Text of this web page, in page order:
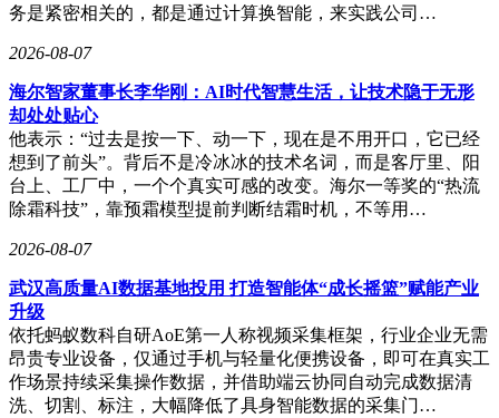
为，Adobe需构建开放的技术生态系统，在保持与超大规模云
河。这包括任命跨业务单元的AI战略负责人，或由CEO直接
统筹技术栈整合工作。
在即将于拉斯维加斯举行的Adobe Connect大会前夕，公司正
加速推进AI货币化探索。虽然Bell肯定了其在产品生态和用户
基础方面的结构性优势，但也指出向基于使用量的收费模式转
型存在不确定性。这种转型涉及生成积分、灵活访问权限等创
新机制，可能对营收预测和利润结构产生深远影响。如何平衡
技术创新与商业可持续性，将成为新领导团队的核心命题。
务是紧密相关的，都是通过计算换智能，来实践公司…
2026-08-07
海尔智家董事长李华刚：AI时代智慧生活，让技术隐于无形
却处处贴心
他表示：“过去是按一下、动一下，现在是不用开口，它已经
想到了前头”。背后不是冷冰冰的技术名词，而是客厅里、阳
台上、工厂中，一个个真实可感的改变。海尔一等奖的“热流
除霜科技”，靠预霜模型提前判断结霜时机，不等用…
2026-08-07
武汉高质量AI数据基地投用 打造智能体“成长摇篮”赋能产业
升级
依托蚂蚁数科自研AoE第一人称视频采集框架，行业企业无需
昂贵专业设备，仅通过手机与轻量化便携设备，即可在真实工
作场景持续采集操作数据，并借助端云协同自动完成数据清
洗、切割、标注，大幅降低了具身智能数据的采集门…